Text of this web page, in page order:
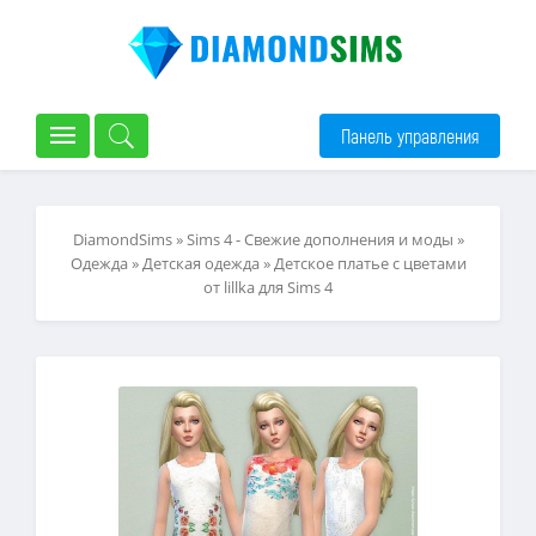
Панель управления
DiamondSims»Sims 4 - Свежие дополнения и моды »
Одежда»Детская одежда» Детское платье с цветами
от lillka для Sims 4